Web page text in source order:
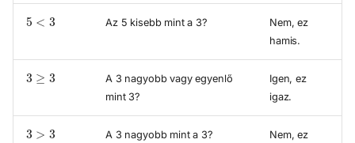
Az 5 kisebb mint a 3?
Nem, ez
hamis.
A 3 nagyobb vagy egyenlő
mint 3?
Igen, ez
igaz.
A 3 nagyobb mint a 3?
Nem, ez